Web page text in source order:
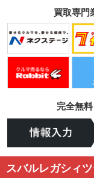
買取専門
完全無料
スバルレガシィ